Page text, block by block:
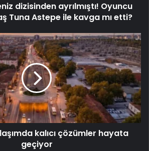
dizisinden ayrılmıştı! Oyuncu
Tuna Astepe ile kavga mı etti?
kalıcı çözümler hayata
geçiyor